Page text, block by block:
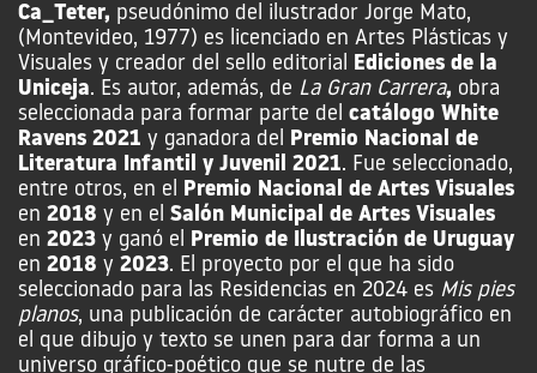
Ca_Teter, pseudónimo del ilustrador Jorge Mato,
(Montevideo, 1977) es licenciado en Artes Plásticas y
Visuales y creador del sello editorial Ediciones de la
Uniceja. Es autor, además, de La Gran Carrera, obra
seleccionada para formar parte del catálogo White
Ravens 2021 y ganadora del Premio Nacional de
Literatura Infantil y Juvenil 2021. Fue seleccionado,
entre otros, en el Premio Nacional de Artes Visuales
en 2018 y en el Salón Municipal de Artes Visuales
en 2023 y ganó el Premio de Ilustración de Uruguay
en 2018 y 2023. El proyecto por el que ha sido
seleccionado para las Residencias en 2024 es Mis pies
planos, una publicación de carácter autobiográfico en
el que dibujo y texto se unen para dar forma a un
universo gráfico-poético que se nutre de las